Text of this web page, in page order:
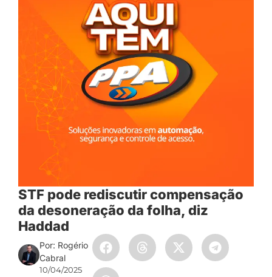
STF pode rediscutir compensação
da desoneração da folha, diz
Haddad
Por: Rogério
Cabral
10/04/2025